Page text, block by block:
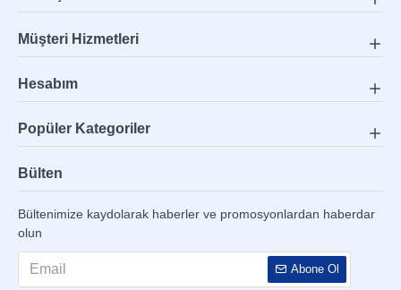
Müşteri Hizmetleri
Hesabım
Popüler Kategoriler
Bülten
Bültenimize kaydolarak haberler ve promosyonlardan haberdar
olun
Abone Ol